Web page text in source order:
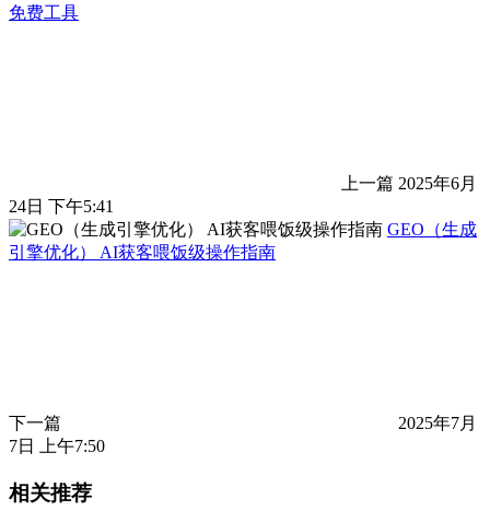
免费工具
上一篇 2025年6月
24日 下午5:41
GEO（生成
引擎优化） AI获客喂饭级操作指南
下一篇
2025年7月
7日 上午7:50
相关推荐